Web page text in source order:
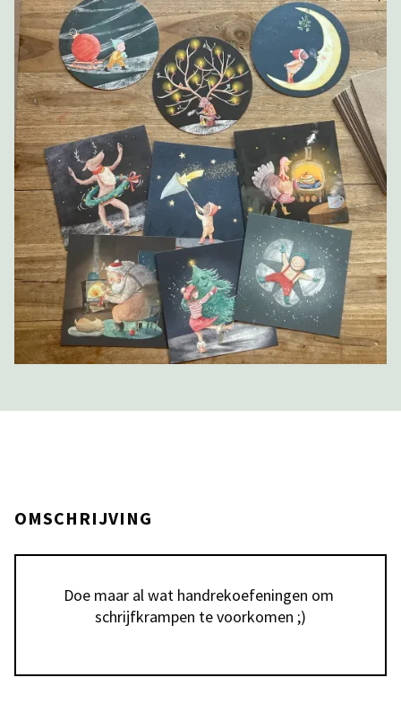
OMSCHRIJVING
Doe maar al wat handrekoefeningen om
schrijfkrampen te voorkomen ;)